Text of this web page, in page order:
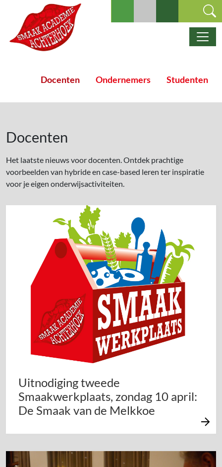
Ga naar de inhoud
Hoofdnavigatie
Docenten Ondernemers Studenten
Docenten
Het laatste nieuws voor docenten. Ontdek prachtige
voorbeelden van hybride en case-based leren ter inspiratie
voor je eigen onderwijsactiviteiten.
Uitnodiging tweede
Smaakwerkplaats, zondag 10 april:
De Smaak van de Melkkoe